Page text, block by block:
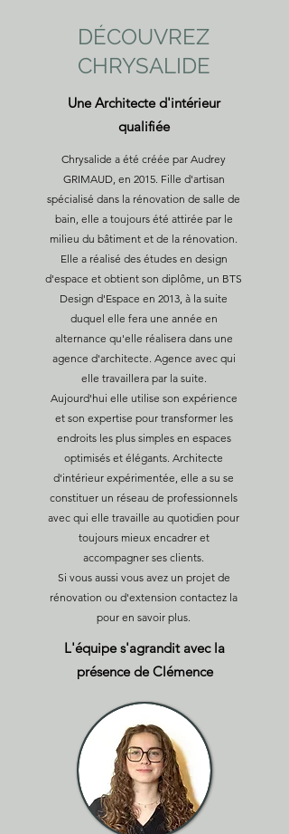
DÉCOUVREZ
CHRYSALIDE
Une Architecte d'intérieur
qualifiée
Chrysalide a été créée par Audrey
GRIMAUD, en 2015. Fille d'artisan
spécialisé dans la rénovation de salle de
bain, elle a toujours été attirée par le
milieu du bâtiment et de la rénovation.
Elle a réalisé des études en design
d'espace et obtient son diplôme, un BTS
Design d'Espace en 2013, à la suite
duquel elle fera une année en
alternance qu'elle réalisera dans une
agence d'architecte. Agence avec qui
elle travaillera par la suite.
Aujourd'hui elle utilise son expérience
et son expertise pour transformer les
endroits les plus simples en espaces
optimisés et élégants. Architecte
d'intérieur expérimentée, elle a su se
constituer un réseau de professionnels
avec qui elle travaille au quotidien pour
toujours mieux encadrer et
accompagner ses clients.
Si vous aussi vous avez un projet de
rénovation ou d'extension contactez la
pour en savoir plus.
L'équipe s'agrandit avec la
présence de Clémence